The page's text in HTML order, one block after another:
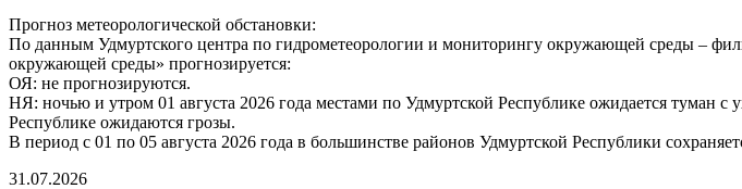
Прогноз метеорологической обстановки:
По данным Удмуртского центра по гидрометеорологии и мониторингу окружающей среды –
окружающей среды» прогнозируется:
ОЯ: не прогнозируются.
НЯ: ночью и утром 01 августа 2026 года местами по Удмуртской Республике ожидается туман
Республике ожидаются грозы.
В период с 01 по 05 августа 2026 года в большинстве районов Удмуртской Республики
31.07.2026